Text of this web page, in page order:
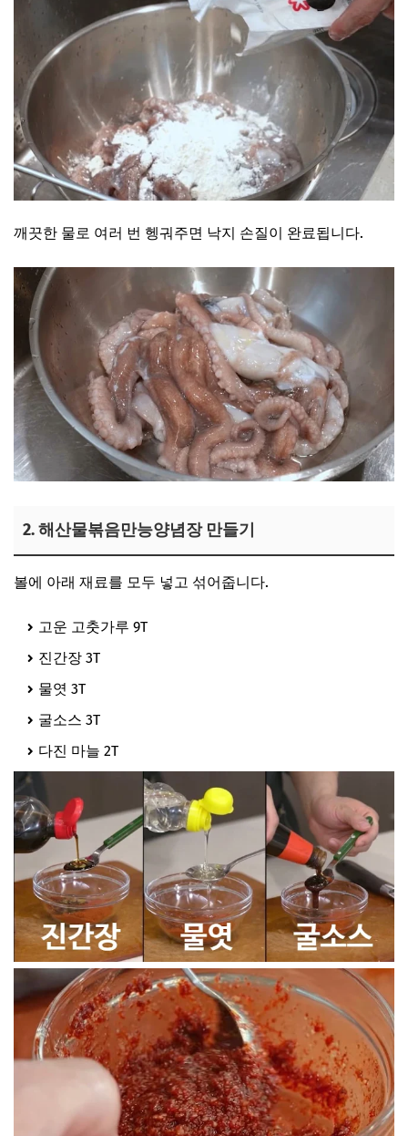
깨끗한 물로 여러 번 헹궈주면 낙지 손질이 완료됩니다.
2. 해산물볶음만능양념장 만들기
볼에 아래 재료를 모두 넣고 섞어줍니다.
고운 고춧가루 9T
진간장 3T
물엿 3T
굴소스 3T
다진 마늘 2T